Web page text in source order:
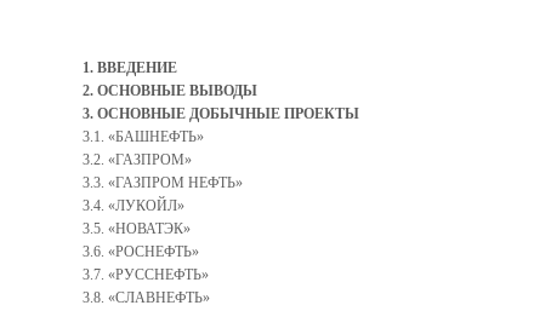
1. ВВЕДЕНИЕ
2. ОСНОВНЫЕ ВЫВОДЫ
3. ОСНОВНЫЕ ДОБЫЧНЫЕ ПРОЕКТЫ
3.1. «БАШНЕФТЬ»
3.2. «ГАЗПРОМ»
3.3. «ГАЗПРОМ НЕФТЬ»
3.4. «ЛУКОЙЛ»
3.5. «НОВАТЭК»
3.6. «РОСНЕФТЬ»
3.7. «РУССНЕФТЬ»
3.8. «СЛАВНЕФТЬ»